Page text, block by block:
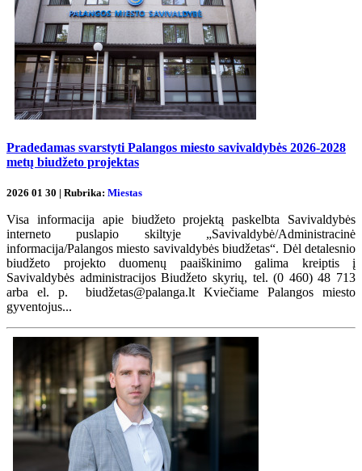
Pradedamas svarstyti Palangos miesto savivaldybės 2026-2028
metų biudžeto projektas
2026 01 30 | Rubrika: Miestas
Visa informacija apie biudžeto projektą paskelbta Savivaldybės
interneto puslapio skiltyje „Savivaldybė/Administracinė
informacija/Palangos miesto savivaldybės biudžetas“. Dėl detalesnio
biudžeto projekto duomenų paaiškinimo galima kreiptis į
Savivaldybės administracijos Biudžeto skyrių, tel. (0 460) 48 713
arba el. p. biudžetas@palanga.lt Kviečiame Palangos miesto
gyventojus...